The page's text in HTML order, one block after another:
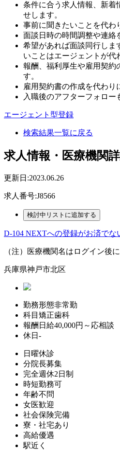
条件に合う求人情報、新着
せします。
事前に聞きたいことを代わ
面談日時の時間調整や連絡
希望があれば面談同行しま
いことはエージェントが代
報酬、福利厚生や雇用契約
す。
雇用契約書の作成を代わり
入職後のアフターフォロー
エージェント型登録
検索結果一覧に戻る
求人情報・医療機関
更新日:2023.06.26
求人番号:J8566
D-104 NEXTへの登録がお済で
（注）医療機関名はログイン後
兵庫県神戸市北区
勤務形態非常勤
科目 矯正歯科
報酬 日給40,000円～応相談
休日 -
日曜休診
分院長募集
完全週休2日制
時短勤務可
年齢不問
女医歓迎
社会保険完備
寮・社宅あり
高給優遇
駅近く